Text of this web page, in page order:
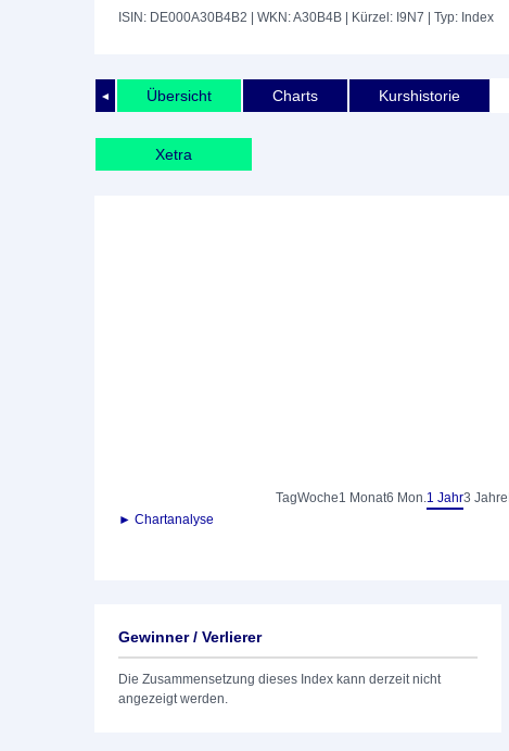
ISIN: DE000A30B4B2 | WKN: A30B4B | Kürzel: I9N7 | Typ: Index
◄ Übersicht Charts Kurshistorie
Xetra
TagWoche1 Monat6 Mon.1 Jahr3 Jahre
► Chartanalyse
Gewinner / Verlierer
Die Zusammensetzung dieses Index kann derzeit nicht
angezeigt werden.